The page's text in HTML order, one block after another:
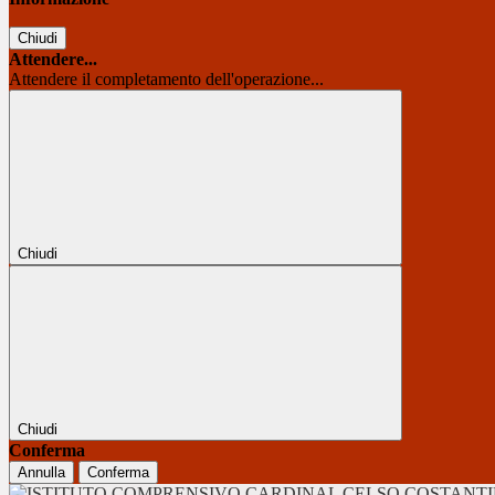
Chiudi
Attendere...
Attendere il completamento dell'operazione...
Chiudi
Chiudi
Conferma
Annulla Conferma